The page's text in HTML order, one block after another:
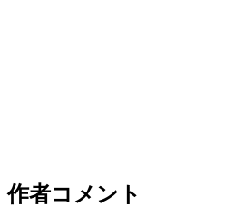
作者コメント